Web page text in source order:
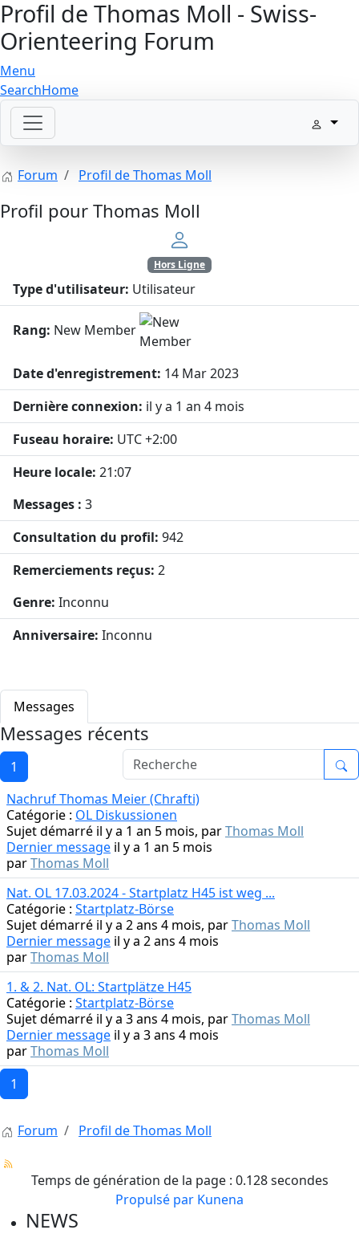
Profil de Thomas Moll - Swiss-
Orienteering Forum
Menu
SearchHome
Forum Profil de Thomas Moll
Profil pour Thomas Moll
Hors Ligne
Type d'utilisateur: Utilisateur
Rang: New Member
Date d'enregistrement: 14 Mar 2023
Dernière connexion: il y a 1 an 4 mois
Fuseau horaire: UTC +2:00
Heure locale: 21:07
Messages : 3
Consultation du profil: 942
Remerciements reçus: 2
Genre: Inconnu
Anniversaire: Inconnu
Messages
Messages récents
1
Nachruf Thomas Meier (Chrafti)
Catégorie : OL Diskussionen
Sujet démarré il y a 1 an 5 mois, parThomas Moll
Dernier message il y a 1 an 5 mois
parThomas Moll
Nat. OL 17.03.2024 - Startplatz H45 ist weg ...
Catégorie : Startplatz-Börse
Sujet démarré il y a 2 ans 4 mois, parThomas Moll
Dernier message il y a 2 ans 4 mois
parThomas Moll
1. & 2. Nat. OL: Startplätze H45
Catégorie : Startplatz-Börse
Sujet démarré il y a 3 ans 4 mois, parThomas Moll
Dernier message il y a 3 ans 4 mois
parThomas Moll
1
Forum Profil de Thomas Moll
Temps de génération de la page : 0.128 secondes
Propulsé par Kunena
NEWS